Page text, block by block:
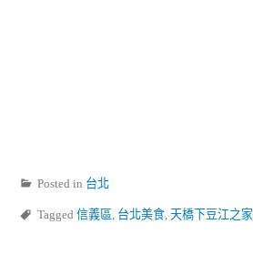
Posted in 台北
Tagged 信義區 台北美食 天橋下豆江之家